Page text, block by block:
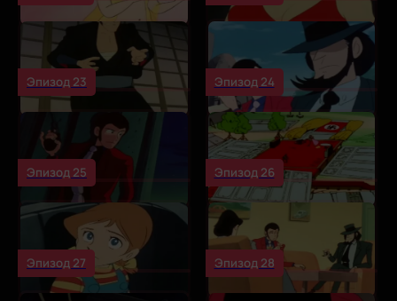
Эпизод 23 Эпизод 24
Эпизод 25 Эпизод 26
Эпизод 27 Эпизод 28